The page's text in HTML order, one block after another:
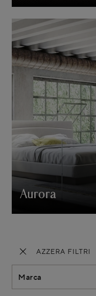
AZZERA FILTRI
Marca
Aurora